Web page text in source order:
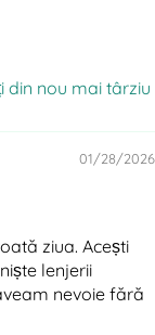
din nou mai târziu
01/28/2026
ziua. Acești
lenjerii
nevoie fără